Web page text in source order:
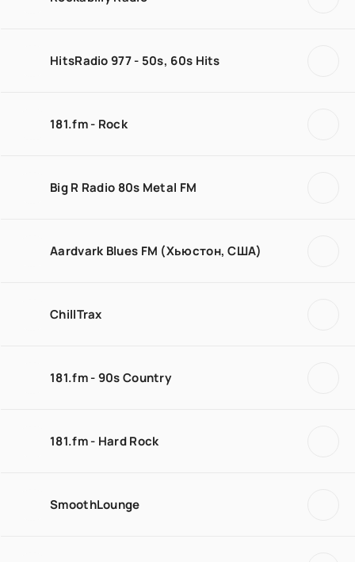
HitsRadio 977 - 50s, 60s Hits
181.fm - Rock
Big R Radio 80s Metal FM
Aardvark Blues FM (Хьюстон, США)
ChillTrax
181.fm - 90s Country
181.fm - Hard Rock
SmoothLounge